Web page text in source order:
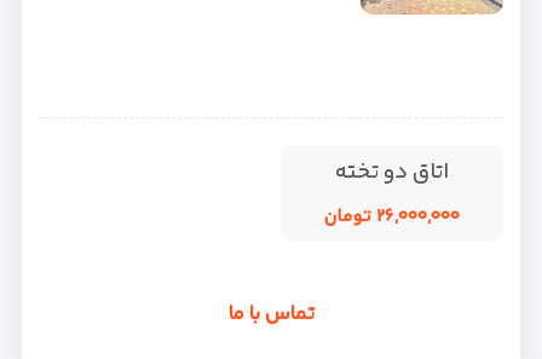
اتاق دو تخته
۲۶,۰۰۰,۰۰۰ تومان
تماس با ما